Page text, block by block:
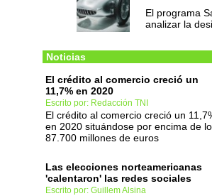
El programa
analizar la
Noticias
El crédito al comercio creció un
11,7% en 2020
Escrito por: Redacción TNI
El crédito al comercio creció un
en 2020 situándose por encima de
87.700 millones de euros
Las elecciones norteamericanas
'calentaron' las redes sociales
Escrito por: Guillem Alsina